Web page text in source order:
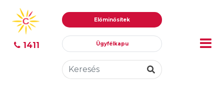
Ugrás
tartalomhoz
Ugrás
a
menühöz
1411
Előminősítek
Ügyfélkapu